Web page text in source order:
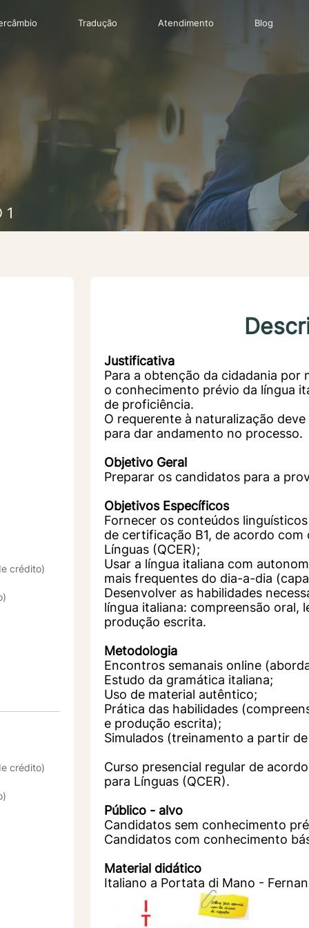
Tradução Atendimento Blog
1
crédito)
crédito)
Justificativa
Para a obtenção da cidadania
o conhecimento prévio da língua
de proficiência.
O requerente à naturalização
para dar andamento no processo.
Objetivo Geral
Preparar os candidatos para a
Objetivos Específicos
Fornecer os conteúdos
de certificação B1, de acordo com
Línguas (QCER);
Usar a língua italiana com
maisfrequentes do dia-a-dia
Desenvolver as habilidades
língua italiana: compreensão oral,
produção escrita.
Metodologia
Encontros semanais online
Estudo da gramática italiana;
Uso de material autêntico;
Prática das habilidades
e produção escrita);
Simulados (treinamento a partir
Curso presencial regular de
para Línguas (QCER).
Público - alvo
Candidatos sem conhecimento
Candidatos com conhecimento
Material didático
Italiano a Portata di Mano -